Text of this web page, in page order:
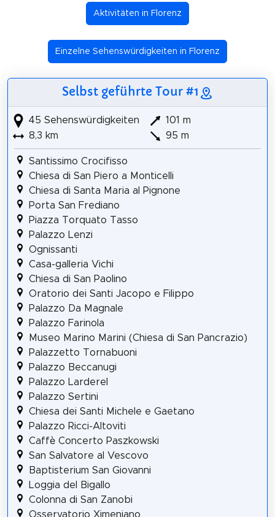
Aktivitäten in Florenz
Einzelne Sehenswürdigkeiten in Florenz
Selbst geführte Tour #1
45 Sehenswürdigkeiten
8,3 km
101 m
95 m
Santissimo Crocifisso
Chiesa di San Piero a Monticelli
Chiesa di Santa Maria al Pignone
Porta San Frediano
Piazza Torquato Tasso
Palazzo Lenzi
Ognissanti
Casa-galleria Vichi
Chiesa di San Paolino
Oratorio dei Santi Jacopo e Filippo
Palazzo Da Magnale
Palazzo Farinola
Museo Marino Marini (Chiesa di San Pancrazio)
Palazzetto Tornabuoni
Palazzo Beccanugi
Palazzo Larderel
Palazzo Sertini
Chiesa dei Santi Michele e Gaetano
Palazzo Ricci-Altoviti
Caffè Concerto Paszkowski
San Salvatore al Vescovo
Baptisterium San Giovanni
Loggia del Bigallo
Colonna di San Zanobi
Osservatorio Ximeniano